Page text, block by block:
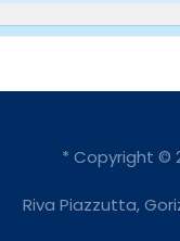
* Copyright ©
Riva Piazzutta,